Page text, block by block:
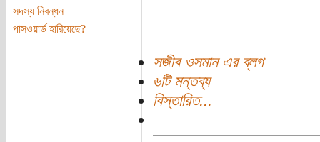
সদস্য নিবন্ধন
পাসওয়ার্ড হারিয়েছে?
সজীব ওসমান এর ব্লগ
৬টি মন্তব্য
বিস্তারিত...